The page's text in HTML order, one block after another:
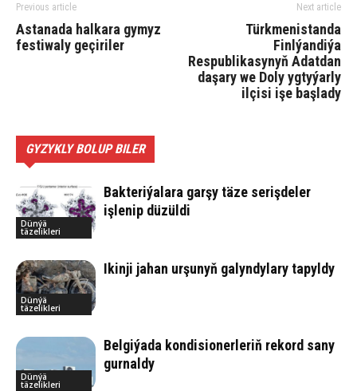
Previous article
Astanada halkara gymyz
festiwaly geçiriler
Next article
Türkmenistanda
Finlýandiýa
Respublikasynyň Adatdan
daşary we Doly ygtyýarly
ilçisi işe başlady
GYZYKLY BOLUP BILER
Dünýä
täzelikleri
Bakteriýalara garşy täze serişdeler
işlenip düzüldi
Dünýä
täzelikleri
Ikinji jahan urşunyň galyndylary tapyldy
Dünýä
täzelikleri
Belgiýada kondisionerleriň rekord sany
gurnaldy